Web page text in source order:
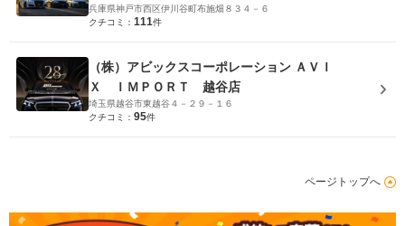
兵庫県神戸市西区伊川谷町布施畑８３４－６
クチコミ： 111件
（株）アビックスコーポレーション ＡＶＩ
Ｘ ＩＭＰＯＲＴ 越谷店
埼玉県越谷市東越谷４－２９－１６
クチコミ： 95件
ページトップへ